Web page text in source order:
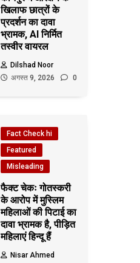
खिलाफ छात्रों के
प्रदर्शन का दावा
भ्रामक, AI निर्मित
तस्वीर वायरल
Dilshad Noor
अगस्त 9, 2026
0
Fact Check hi
Featured
Misleading
फैक्ट चेकः गोतस्करी
के आरोप में मुस्लिम
महिलाओं की पिटाई का
दावा भ्रामक है, पीड़ित
महिलाएं हिन्दू हैं
Nisar Ahmed